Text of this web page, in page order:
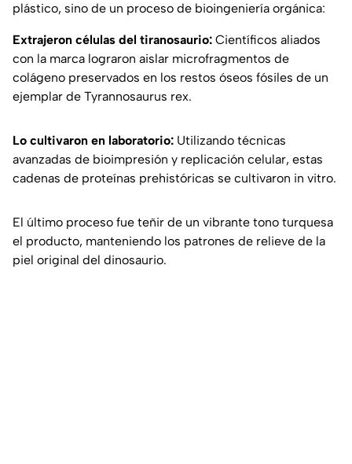
plástico, sino de un proceso de bioingeniería orgánica:
Extrajeron células del tiranosaurio: Científicos aliados
con la marca lograron aislar microfragmentos de
colágeno preservados en los restos óseos fósiles de un
ejemplar de Tyrannosaurus rex.
Lo cultivaron en laboratorio: Utilizando técnicas
avanzadas de bioimpresión y replicación celular, estas
cadenas de proteínas prehistóricas se cultivaron in vitro.
El último proceso fue teñir de un vibrante tono turquesa
el producto, manteniendo los patrones de relieve de la
piel original del dinosaurio.